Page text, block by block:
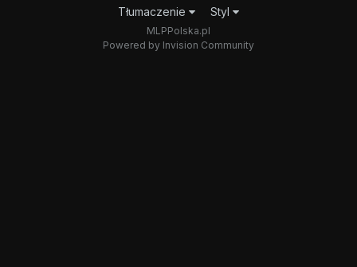
Tłumaczenie Styl
MLPPolska.pl
Powered by Invision Community